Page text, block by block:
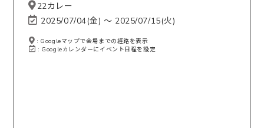
22カレー
2025/07/04(金) 〜 2025/07/15(火)
: Googleマップで会場までの経路を表示
: Googleカレンダーにイベント日程を設定